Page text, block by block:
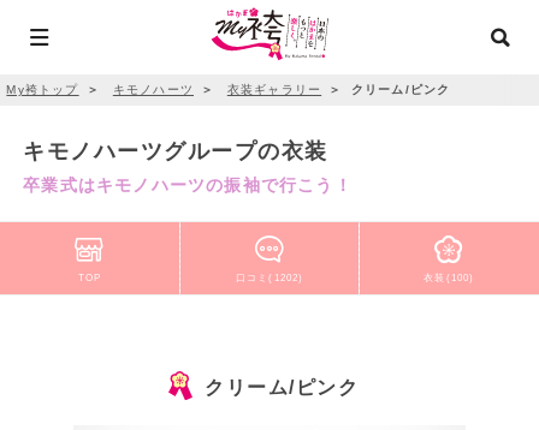
My袴トップ ＞ キモノハーツ ＞ 衣装ギャラリー ＞ クリーム/ピンク
キモノハーツグループの衣装
卒業式はキモノハーツの振袖で行こう！
TOP 口コミ(1202) 衣装(100)
クリーム/ピンク